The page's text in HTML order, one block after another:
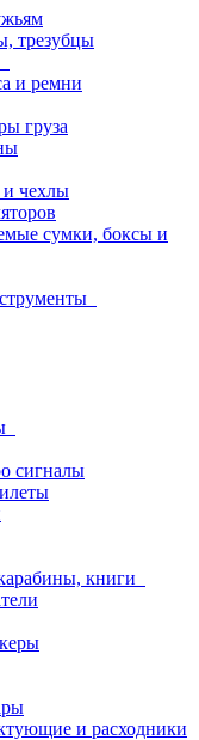
трезубцы
и ремни
груза
чехлы
сумки, боксы и
сигналы
книги
и расходники